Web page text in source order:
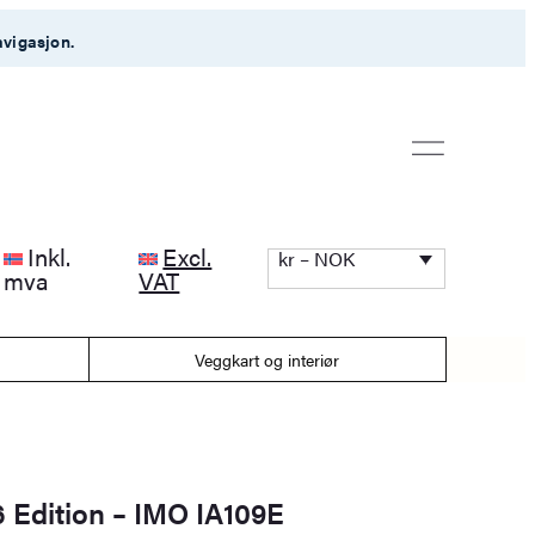
Inkl.
mva
Excl.
VAT
kr – NOK
Veggkart og interiør
– IMO IA109E